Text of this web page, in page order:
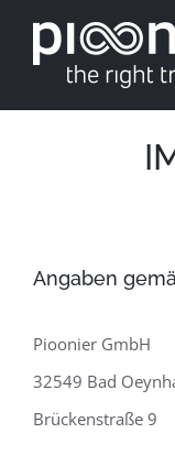
Angaben
Pioonier GmbH
32549 Bad
Brückenstraße 9